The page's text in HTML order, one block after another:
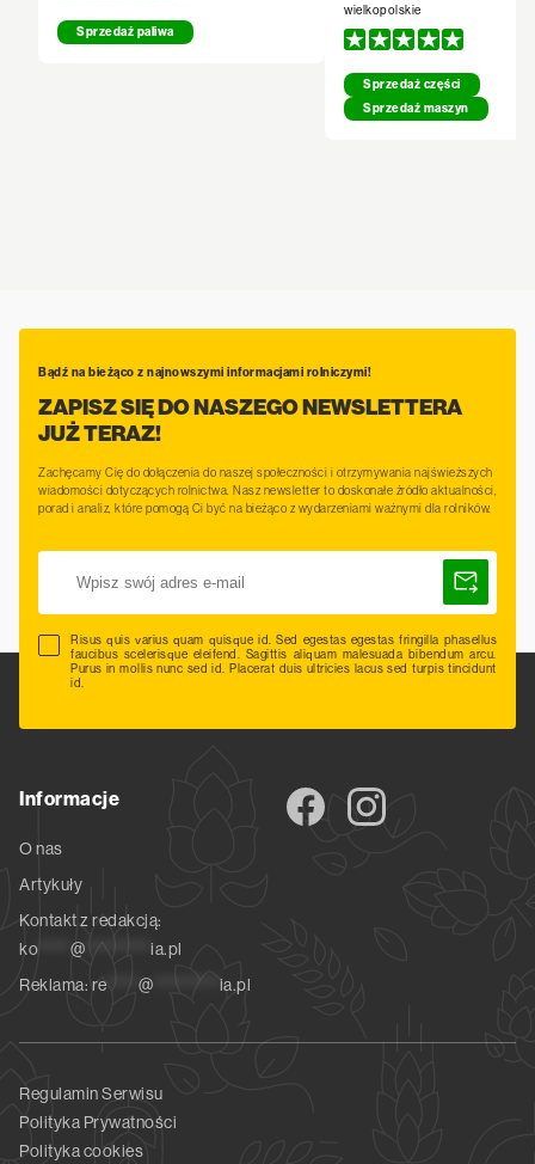
Sprzedaż paliwa
wielkopolskie
Sprzedaż części
Sprzedaż maszyn
Bądź na bieżąco z najnowszymi informacjami rolniczymi!
ZAPISZ SIĘ DO NASZEGO NEWSLETTERA
JUŻ TERAZ!
Zachęcamy Cię do dołączenia do naszej społeczności i otrzymywania najświeższych
wiadomości dotyczących rolnictwa. Nasz newsletter to doskonałe źródło aktualności,
porad i analiz, które pomogą Ci być na bieżąco z wydarzeniami ważnymi dla rolników.
Risus quis varius quam quisque id. Sed egestas egestas fringilla phasellus
faucibus scelerisque eleifend. Sagittis aliquam malesuada bibendum arcu.
Purus in mollis nunc sed id. Placerat duis ultricies lacus sed turpis tincidunt
id.
Informacje
O nas
Artykuły
Kontakt z redakcją:
ko***** @ ********** ia.pl
Reklama: re***** @ ********** ia.pl
Regulamin Serwisu
Polityka Prywatności
Polityka cookies